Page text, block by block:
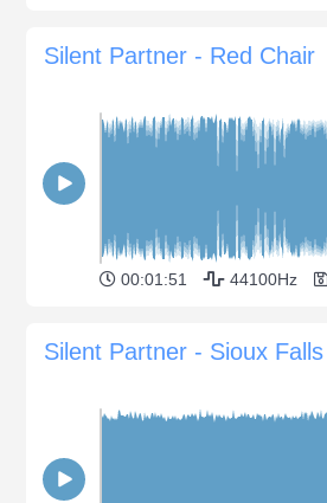
Silent Partner - Red Chair
00:01:51 44100Hz
Silent Partner - Sioux Falls